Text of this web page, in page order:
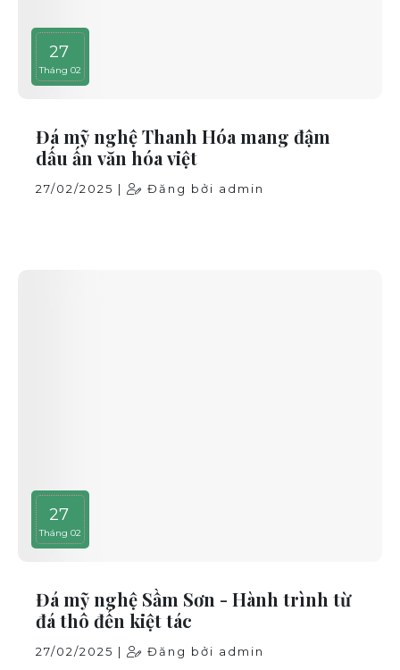
27
Tháng 02
Đá mỹ nghệ Thanh Hóa mang đậm
dấu ấn văn hóa việt
27/02/2025 | Đăng bởi admin
27
Tháng 02
Đá mỹ nghệ Sầm Sơn - Hành trình từ
đá thô đến kiệt tác
27/02/2025 | Đăng bởi admin